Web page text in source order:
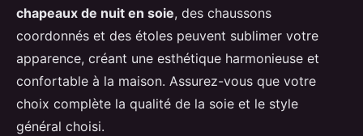
chapeaux de nuit en soie, des chaussons
coordonnés et des étoles peuvent sublimer votre
apparence, créant une esthétique harmonieuse et
confortable à la maison. Assurez-vous que votre
choix complète la qualité de la soie et le style
général choisi.